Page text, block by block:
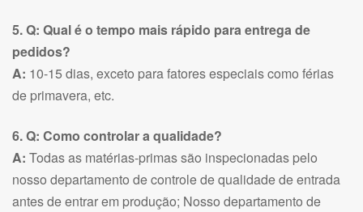
5. Q: Qual é o tempo mais rápido para entrega de
pedidos?
A: 10-15 dias, exceto para fatores especiais como férias
de primavera, etc.
6. Q: Como controlar a qualidade?
A: Todas as matérias-primas são inspecionadas pelo
nosso departamento de controle de qualidade de entrada
antes de entrar em produção; Nosso departamento de